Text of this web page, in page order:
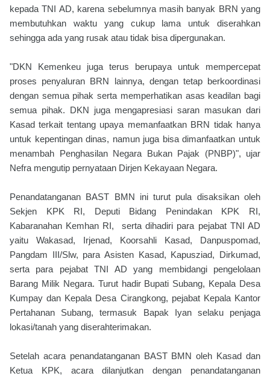
kepada TNI AD, karena sebelumnya masih banyak BRN yang
membutuhkan waktu yang cukup lama untuk diserahkan
sehingga ada yang rusak atau tidak bisa dipergunakan.
"DKN Kemenkeu juga terus berupaya untuk mempercepat
proses penyaluran BRN lainnya, dengan tetap berkoordinasi
dengan semua pihak serta memperhatikan asas keadilan bagi
semua pihak. DKN juga mengapresiasi saran masukan dari
Kasad terkait tentang upaya memanfaatkan BRN tidak hanya
untuk kepentingan dinas, namun juga bisa dimanfaatkan untuk
menambah Penghasilan Negara Bukan Pajak (PNBP)", ujar
Nefra mengutip pernyataan Dirjen Kekayaan Negara.
Penandatanganan BAST BMN ini turut pula disaksikan oleh
Sekjen KPK RI, Deputi Bidang Penindakan KPK RI,
Kabaranahan Kemhan RI, serta dihadiri para pejabat TNI AD
yaitu Wakasad, Irjenad, Koorsahli Kasad, Danpuspomad,
Pangdam III/Slw, para Asisten Kasad, Kapusziad, Dirkumad,
serta para pejabat TNI AD yang membidangi pengelolaan
Barang Milik Negara. Turut hadir Bupati Subang, Kepala Desa
Kumpay dan Kepala Desa Cirangkong, pejabat Kepala Kantor
Pertahanan Subang, termasuk Bapak Iyan selaku penjaga
lokasi/tanah yang diserahterimakan.
Setelah acara penandatanganan BAST BMN oleh Kasad dan
Ketua KPK, acara dilanjutkan dengan penandatanganan